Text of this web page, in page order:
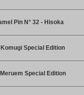
Pin N° 32 - Hisoka
Special Edition
Special Edition